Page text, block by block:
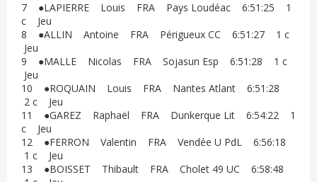
7 ●LAPIERRE Louis FRA Pays Loudéac 6:51:25 1
c Jeu
8 ●ALLIN Antoine FRA Périgueux CC 6:51:27 1 c
Jeu
9 ●MALLE Nicolas FRA Sojasun Esp 6:51:28 1 c
Jeu
10 ●ROQUAIN Louis FRA Nantes Atlant 6:51:28
2 c Jeu
11 ●GAREZ Raphaël FRA Dunkerque Lit 6:54:22 1
c Jeu
12 ●FERRON Valentin FRA Vendée U PdL 6:56:18
1 c Jeu
13 ●BOISSET Thibault FRA Cholet 49 UC 6:58:48